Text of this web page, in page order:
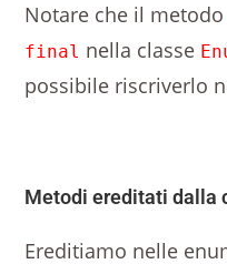
Notare che il metodo
final nella classe
possibile riscriverlo
Metodi ereditati dalla
Ereditiamo nelle